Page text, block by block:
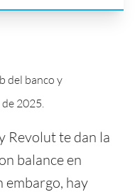
del banco y
2025.
Revolut te dan la
balance en
embargo, hay